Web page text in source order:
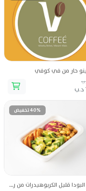
حار من في كوفي
40% تخفيض
طبق البودا قليل الكربوهيدرات من روتس كافيه